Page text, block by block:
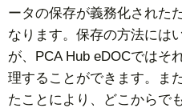
ータの保存が義務化された
なります。保存の方法には
が、PCA Hub eDOCではそ
理することができます。ま
たことにより、どこからで